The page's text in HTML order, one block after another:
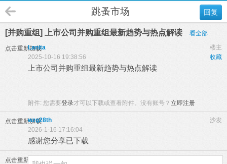
回复
跳蚤市场
[并购重组] 上市公司并购重组最新趋势与热点解读 看全部
点击重新加载 楼主
Lanita
收藏
2025-10-16 19:38:56
上市公司并购重组最新趋势与热点解读
附件: 您需要登录才可以下载或查看附件。没有账号？ 立即注册
点击重新加载 沙发
wzg28th
2026-1-16 17:16:04
感谢您分享已下载
点击重新加载